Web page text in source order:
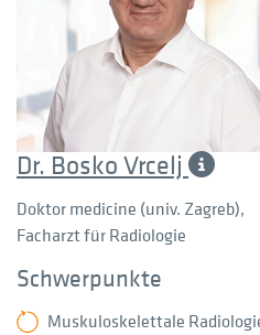
Dr. Bosko Vrcelj
Doktor medicine (univ. Zagreb),
Facharzt für Radiologie
Schwerpunkte
Muskuloskelettale